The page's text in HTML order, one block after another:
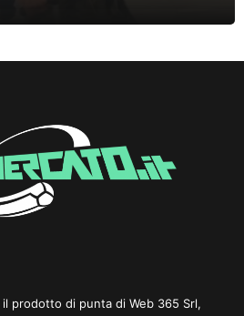
prodotto di punta di Web 365 Srl,